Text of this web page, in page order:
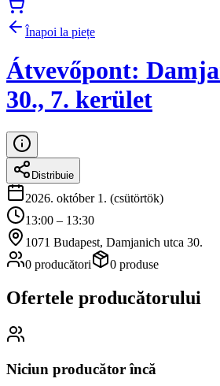
Înapoi la piețe
Átvevőpont:
30., 7. kerület
Distribuie
2026. október 1. (csütörtök)
13:00 – 13:30
1071 Budapest, Damjanich utca 30.
0 producători
0 produse
Ofertele producătorului
Niciun producător încă